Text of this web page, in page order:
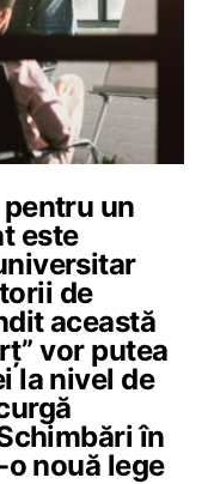
un
este
de
această
vor putea
la nivel de
în
nouă lege